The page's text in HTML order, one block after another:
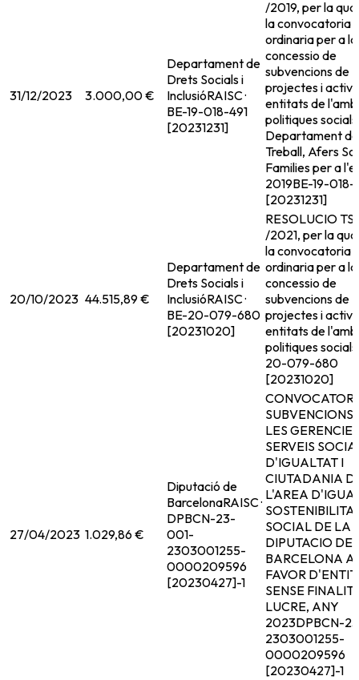
31/12/2023 3.000,00 €
Departament de
Drets Socials i
InclusióRAISC ·
BE-19-018-491
[20231231]
/2019, per la
la convocatoria
ordinaria per a la
concessio de
subvencions de
projectes i
entitats de
politiques
Departament de
Treball, Afers
Families per a
2019BE-19-018-
[20231231]
20/10/2023 44.515,89 €
Departament de
Drets Socials i
InclusióRAISC ·
BE-20-079-680
[20231020]
RESOLUCIO
/2021, per la
la convocatoria
ordinaria per a la
concessio de
subvencions de
projectes i
entitats de
politiques socials
20-079-680
[20231020]
27/04/2023 1.029,86 €
Diputació de
BarcelonaRAISC ·
DPBCN-23-
001-
2303001255-
0000209596
[20230427]-1
SUBVENCIONS
LES
SERVEIS
D'IGUALTAT I
CIUTADANIA
L'AREA
SOCIAL DE LA
DIPUTACIO DE
BARCELONA A
FAVOR
SENSE
LUCRE, ANY
2023DPBCN-
2303001255-
0000209596
[20230427]-1